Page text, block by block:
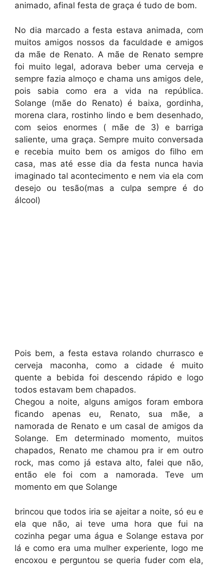
animado, afinal festa de graça é tudo de bom.
No dia marcado a festa estava animada, com
muitos amigos nossos da faculdade e amigos
da mãe de Renato. A mãe de Renato sempre
foi muito legal, adorava beber uma cerveja e
sempre fazia almoço e chama uns amigos dele,
pois sabia como era a vida na república.
Solange (mãe do Renato) é baixa, gordinha,
morena clara, rostinho lindo e bem desenhado,
com seios enormes ( mãe de 3) e barriga
saliente, uma graça. Sempre muito conversada
e recebia muito bem os amigos do filho em
casa, mas até esse dia da festa nunca havia
imaginado tal acontecimento e nem via ela com
desejo ou tesão(mas a culpa sempre é do
álcool)
Pois bem, a festa estava rolando churrasco e
cerveja maconha, como a cidade é muito
quente a bebida foi descendo rápido e logo
todos estavam bem chapados.
Chegou a noite, alguns amigos foram embora
ficando apenas eu, Renato, sua mãe, a
namorada de Renato e um casal de amigos da
Solange. Em determinado momento, muitos
chapados, Renato me chamou pra ir em outro
rock, mas como já estava alto, falei que não,
então ele foi com a namorada. Teve um
momento em que Solange
brincou que todos iria se ajeitar a noite, só eu e
ela que não, ai teve uma hora que fui na
cozinha pegar uma água e Solange estava por
lá e como era uma mulher experiente, logo me
encoxou e perguntou se queria fuder com ela,